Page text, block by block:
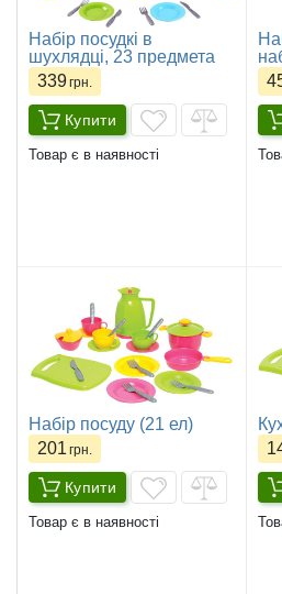
Набір посудкі в
шухлядці, 23 предмета
339грн.
Купити
Товар є в наявності
Набір посуду (21 ел)
201 грн.
Купити
Товар є в наявності